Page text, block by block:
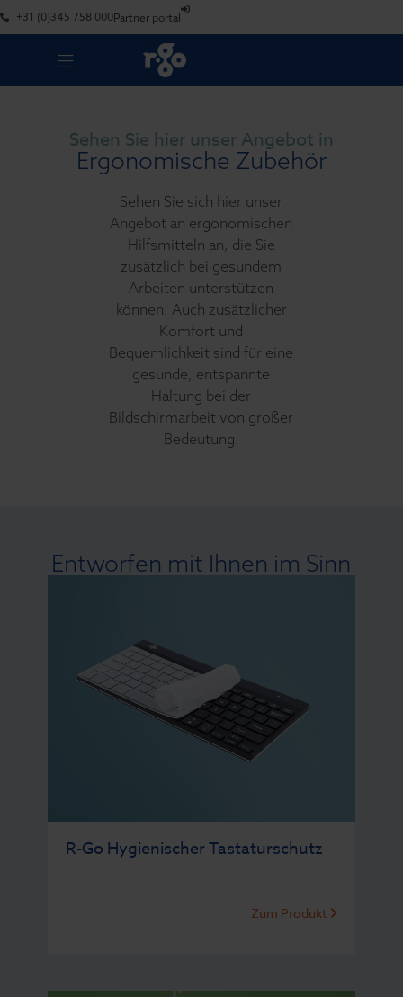
+31 (0)345 758 000Partner portal
Sehen Sie hier unser Angebot in
Ergonomische Zubehör
Sehen Sie sich hier unser
Angebot an ergonomischen
Hilfsmitteln an, die Sie
zusätzlich bei gesundem
Arbeiten unterstützen
können. Auch zusätzlicher
Komfort und
Bequemlichkeit sind für eine
gesunde, entspannte
Haltung bei der
Bildschirmarbeit von großer
Bedeutung.
Entworfen mit Ihnen im Sinn
R-Go Hygienischer Tastaturschutz
Zum Produkt